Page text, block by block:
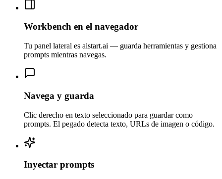
Workbench en el navegador
Tu panel lateral es aistart.ai — guarda herramientas y gestiona
prompts mientras navegas.
Navega y guarda
Clic derecho en texto seleccionado para guardar como
prompts. El pegado detecta texto, URLs de imagen o código.
Inyectar prompts